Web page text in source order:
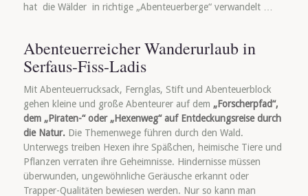
hat die Wälder in richtige „Abenteuerberge“ verwandelt …
Abenteuerreicher Wanderurlaub in
Serfaus-Fiss-Ladis
Mit Abenteuerrucksack, Fernglas, Stift und Abenteuerblock
gehen kleine und große Abenteurer auf dem „Forscherpfad“,
dem „Piraten-“ oder „Hexenweg“ auf Entdeckungsreise durch
die Natur.Die Themenwege führen durch den Wald.
Unterwegs treiben Hexen ihre Späßchen, heimische Tiere und
Pflanzen verraten ihre Geheimnisse. Hindernisse müssen
überwunden, ungewöhnliche Geräusche erkannt oder
Trapper-Qualitäten bewiesen werden. Nur so kann man